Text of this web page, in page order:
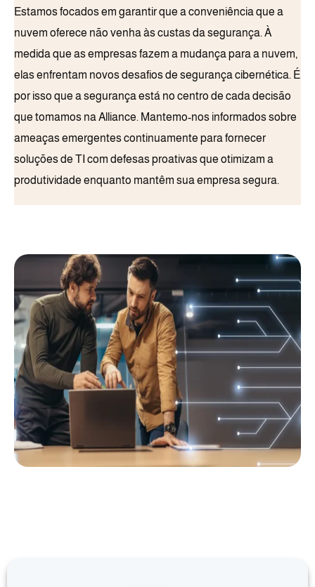
Estamos focados em garantir que a conveniência que a
nuvem oferece não venha às custas da segurança. À
medida que as empresas fazem a mudança para a nuvem,
elas enfrentam novos desafios de segurança cibernética. É
por isso que a segurança está no centro de cada decisão
que tomamos na Alliance. Mantemo-nos informados sobre
ameaças emergentes continuamente para fornecer
soluções de TI com defesas proativas que otimizam a
produtividade enquanto mantêm sua empresa segura.